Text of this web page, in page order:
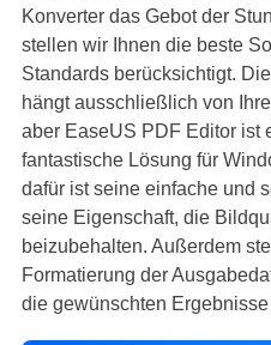
Konverter das Gebot der
stellen wir Ihnen die beste
Standards berücksichtigt.
hängt ausschließlich von
aber EaseUS PDF Editor ist
fantastische Lösung für
dafür ist seine einfache und
seine Eigenschaft, die
beizubehalten. Außerdem
Formatierung der
die gewünschten